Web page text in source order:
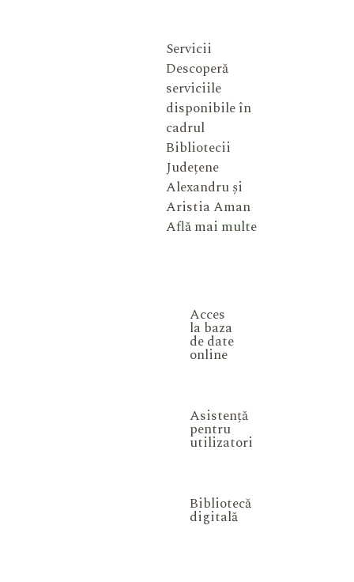
Servicii
Descoperă
serviciile
disponibile în
cadrul
Bibliotecii
Județene
Alexandru și
Aristia Aman
Află mai multe
Acces
la baza
de date
online
Asistență
pentru
utilizatori
Bibliotecă
digitală